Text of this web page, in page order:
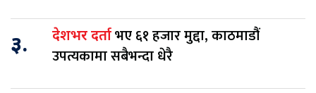
३. देशभर दर्ताभए ६१ हजार मुद्दा, काठमाडौं
उपत्यकामा सबैभन्दा धेरै